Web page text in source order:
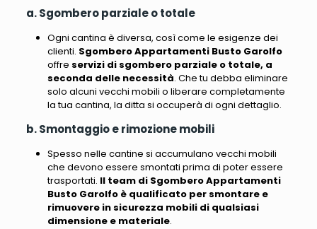
a. Sgombero parziale o totale
Ogni cantina è diversa, così come le esigenze dei
clienti. Sgombero Appartamenti Busto Garolfo
offre servizi di sgombero parziale o totale, a
seconda delle necessità. Che tu debba eliminare
solo alcuni vecchi mobili o liberare completamente
la tua cantina, la ditta si occuperà di ogni dettaglio.
b. Smontaggio e rimozione mobili
Spesso nelle cantine si accumulano vecchi mobili
che devono essere smontati prima di poter essere
trasportati. Il team di Sgombero Appartamenti
Busto Garolfo è qualificato per smontare e
rimuovere in sicurezza mobili di qualsiasi
dimensione e materiale.